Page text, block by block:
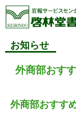
お知らせ
外商部おす
外商部おすす